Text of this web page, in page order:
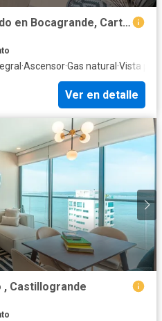
Apartamento para arriendo en Bocagrande, Cartagena de Indias
·Ascensor·Gas natural ·Vista
Ver en detalle
Castillogrande